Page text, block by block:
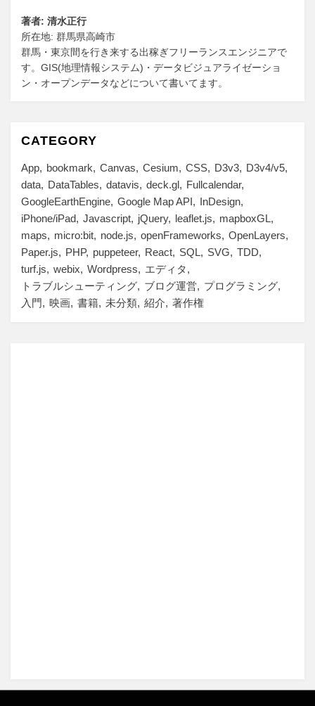
著者: 清水正行
所在地: 群馬県高崎市
群馬・東京間を行き来する出稼ぎフリーランスエンジニアで
す。GIS(地理情報システム)・データビジュアライゼーショ
ン・オープンデータなどについて書いてます。
CATEGORY
App bookmark Canvas Cesium CSS D3v3
D3v4/v5
data
DataTables datavis deck.gl
Fullcalendar
GoogleEarthEngine Google Map API
InDesign
iPhone/iPad Javascript jQuery leaflet.js
mapboxGL
maps
micro:bit node.js openFrameworks
OpenLayers
Paper.js
PHP puppeteer React SQL SVG
TDD
turf.js
webix Wordpress
エディタ
トラブルシューティング
ブログ運営
プログラミング
入門
映画 書籍 未分類 紹介 著作権